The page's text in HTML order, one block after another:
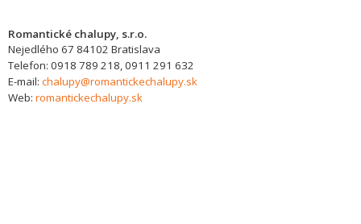
Romantické chalupy, s.r.o.
Nejedlého 67 84102 Bratislava
Telefon: 0918 789 218, 0911 291 632
E-mail: chalupy@romantickechalupy.sk
Web: romantickechalupy.sk